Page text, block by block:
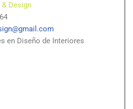
& Design
en Diseño de Interiores